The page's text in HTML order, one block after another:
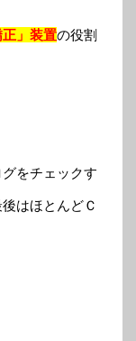
」装置の役割
をチェックす
はほとんどＣ